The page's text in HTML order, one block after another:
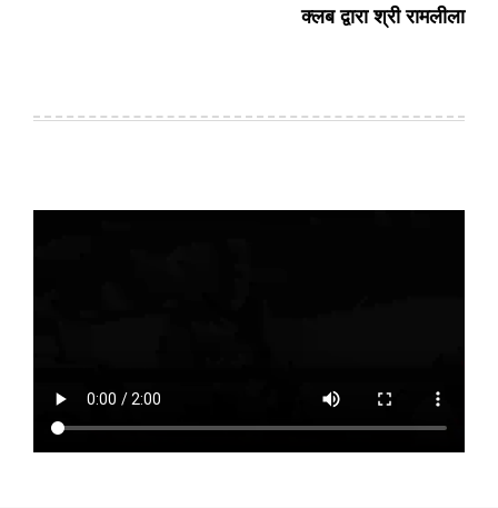
क्लब द्वारा श्री रामलीला